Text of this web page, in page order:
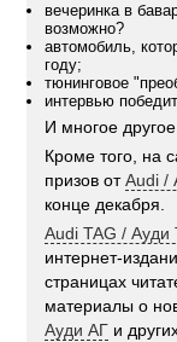
вечеринка в
возможно?
автомобиль,
году;
тюнинговое
интервью
И многое другое.
Кроме того, на
призов отAudi /
конце декабря.
Audi TAG / Ауди
интернет-
страницах
материалы о
Ауди АГ и